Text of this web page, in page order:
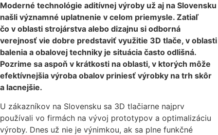
Moderné technológie aditívnej výroby už aj na Slovensku
našli významné uplatnenie v celom priemysle. Zatiaľ
čo v oblasti strojárstva alebo dizajnu si odborná
verejnosť vie dobre predstaviť využitie 3D tlače, v oblasti
balenia a obalovej techniky je situácia často odlišná.
Pozrime sa aspoň v krátkosti na oblasti, v ktorých môže
efektívnejšia výroba obalov priniesť výrobky na trh skôr
a lacnejšie.
U zákazníkov na Slovensku sa 3D tlačiarne najprv
používali vo firmách na vývoj prototypov a optimalizáciu
výroby. Dnes už nie je výnimkou, ak sa plne funkčné